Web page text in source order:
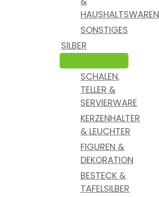
HAUSHALTSWAREN
SONSTIGES
SILBER
SCHALEN,
TELLER &
SERVIERWARE
KERZENHALTER
& LEUCHTER
FIGUREN &
DEKORATION
BESTECK &
TAFELSILBER